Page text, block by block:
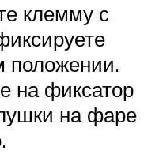
клемму с
положении.
на фиксатор
на фаре